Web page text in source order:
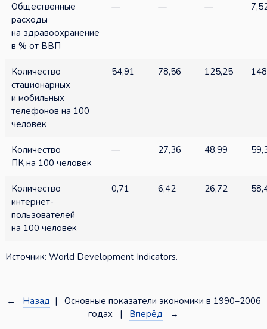
Общественные
расходы
на здравоохранение
в % от ВВП
— — —
Количество
стационарных
и мобильных
телефонов на 100
человек
54,91 78,56 125,25
Количество
ПК на 100 человек
— 27,36 48,99
Количество
интернет-
пользователей
на 100 человек
0,71 6,42 26,72
Источник: World Development Indicators.
← Назад | Основные показатели экономики в 1990–2006
годах | Вперёд →